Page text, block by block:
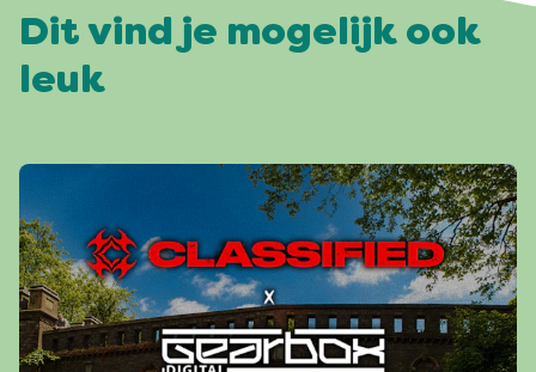
Dit vind je mogelijk ook
leuk